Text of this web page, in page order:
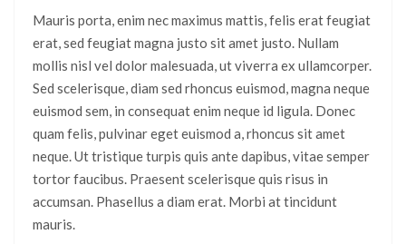
Mauris porta, enim nec maximus mattis, felis erat feugiat
erat, sed feugiat magna justo sit amet justo. Nullam
mollis nisl vel dolor malesuada, ut viverra ex ullamcorper.
Sed scelerisque, diam sed rhoncus euismod, magna neque
euismod sem, in consequat enim neque id ligula. Donec
quam felis, pulvinar eget euismod a, rhoncus sit amet
neque. Ut tristique turpis quis ante dapibus, vitae semper
tortor faucibus. Praesent scelerisque quis risus in
accumsan. Phasellus a diam erat. Morbi at tincidunt
mauris.